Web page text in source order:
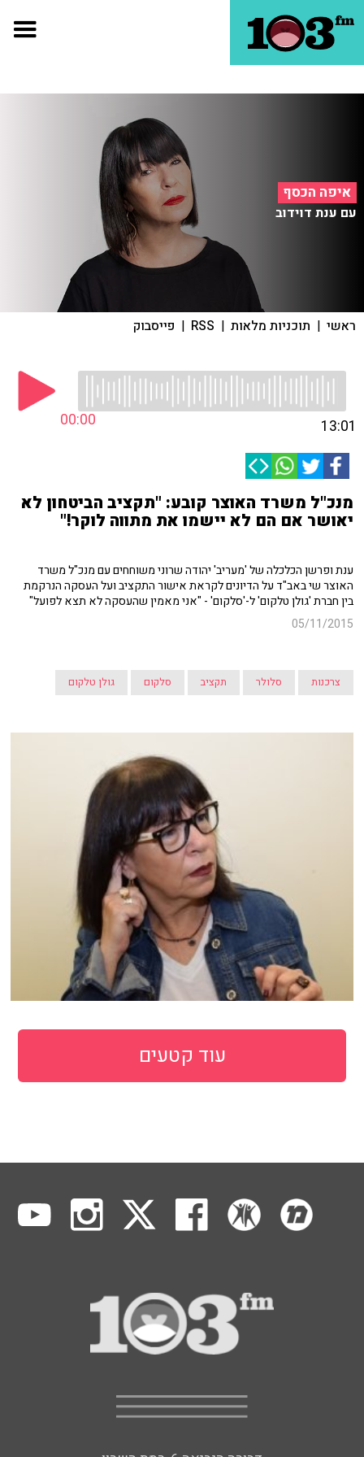
איפה הכסף
עם ענת דוידוב
ראשי | תוכניות מלאות |
RSS
| פייסבוק
00:00 13:01
מנכ"ל משרד האוצר קובע: "תקציב הביטחון לא
יאושר אם הם לא יישמו את מתווה לוקר!"
ענת ופרשן הכלכלה של 'מעריב' יהודה שרוני משוחחים עם מנכ"ל משרד
האוצר שי באב"ד על הדיונים לקראת אישור התקציב ועל העסקה הנרקמת
בין חברת 'גולן טלקום' ל-'סלקום' - "אני מאמין שהעסקה לא תצא לפועל"
05/11/2015
צרכנות סלולר תקציב סלקום גולן טלקום
עוד קטעים